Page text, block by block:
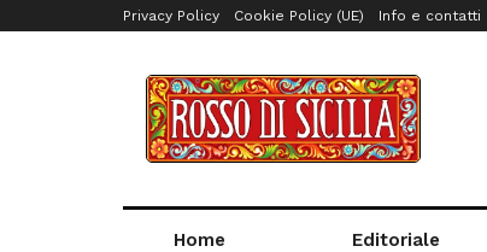
Privacy Policy Cookie Policy (UE) Info e contatti
Home Editoriale